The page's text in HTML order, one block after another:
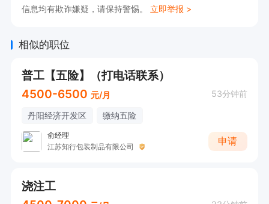
信息均有欺诈嫌疑，请保持警惕。 立即举报 >
相似的职位
普工【五险】（打电话联系）
4500-6500 元/月 53分钟前
丹阳经济开发区 缴纳五险
俞经理
江苏知行包装制品有限公司
申请
浇注工